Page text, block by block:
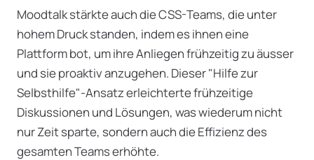
Moodtalk stärkte auch die CSS-Teams, die unter
hohem Druck standen, indem es ihnen eine
Plattform bot, um ihre Anliegen frühzeitig zu äusser
und sie proaktiv anzugehen. Dieser "Hilfe zur
Selbsthilfe"-Ansatz erleichterte frühzeitige
Diskussionen und Lösungen, was wiederum nicht
nur Zeit sparte, sondern auch die Effizienz des
gesamten Teams erhöhte.